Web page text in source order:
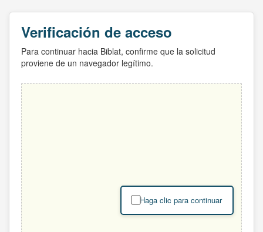
Verificación de acceso
Para continuar hacia Biblat, confirme que la solicitud
proviene de un navegador legítimo.
Haga clic para continuar